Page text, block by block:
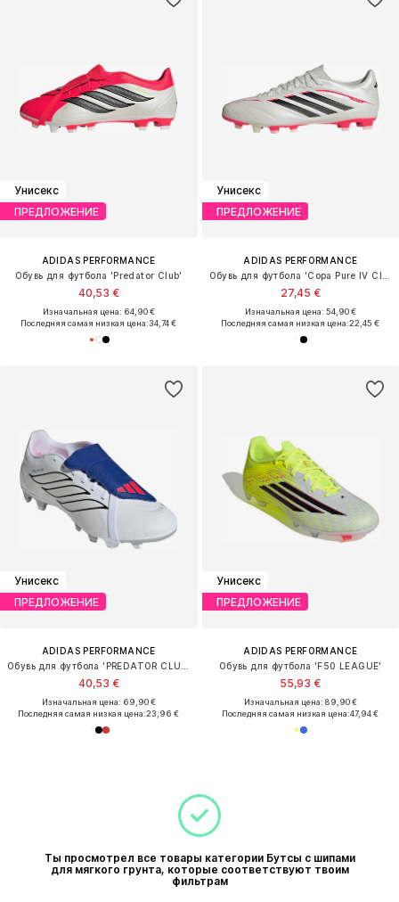
Унисекс
ПРЕДЛОЖЕНИЕ
ADIDAS PERFORMANCE
Обувь для футбола 'Predator Club'
40,53 €
Изначальная цена: 64,90 €
Последняя самая низкая цена:34,74 €
Унисекс
ПРЕДЛОЖЕНИЕ
ADIDAS PERFORMANCE
27,45 €
Изначальная цена: 54,90 €
Последняя самая низкая цена:22,45 €
Унисекс
ПРЕДЛОЖЕНИЕ
ADIDAS PERFORMANCE
40,53 €
Изначальная цена: 69,90 €
Последняя самая низкая цена:23,96 €
Унисекс
ПРЕДЛОЖЕНИЕ
ADIDAS PERFORMANCE
Обувь для футбола 'F50 LEAGUE'
55,93 €
Изначальная цена: 89,90 €
Последняя самая низкая цена:47,94 €
Ты просмотрел все товары категории Бутсы с шипами
для мягкого грунта, которые соответствуют твоим
фильтрам